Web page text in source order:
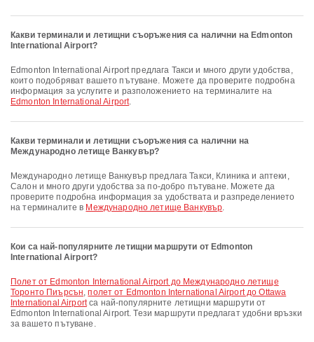
Какви терминали и летищни съоръжения са налични на Edmonton
International Airport?
Edmonton International Airport предлага Такси и много други удобства,
които подобряват вашето пътуване. Можете да проверите подробна
информация за услугите и разположението на терминалите на
Edmonton International Airport.
Какви терминали и летищни съоръжения са налични на
Международно летище Ванкувър?
Международно летище Ванкувър предлага Такси, Клиника и аптеки,
Салон и много други удобства за по-добро пътуване. Можете да
проверите подробна информация за удобствата и разпределението
на терминалите в Международно летище Ванкувър.
Кои са най-популярните летищни маршрути от Edmonton
International Airport?
полет от Edmonton International Airport до Международно летище
Торонто Пиърсън,полет от Edmonton International Airport до Ottawa
International Airportса най-популярните летищни маршрути от
Edmonton International Airport. Тези маршрути предлагат удобни връзки
за вашето пътуване.